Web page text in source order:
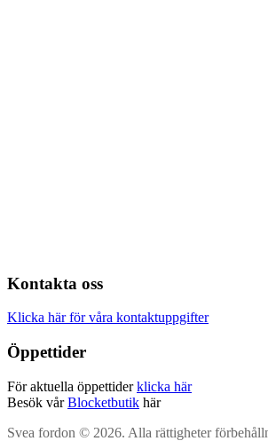
Kontakta oss
Klicka här för våra kontaktuppgifter
Öppettider
För aktuella öppettiderklicka här
Besök vårBlocketbutik här
Svea fordon © 2026. Alla rättigheter